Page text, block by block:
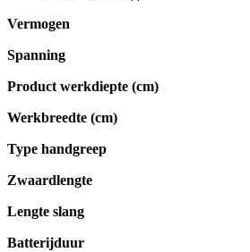
Vermogen
Spanning
Product werkdiepte (cm)
Werkbreedte (cm)
Type handgreep
Zwaardlengte
Lengte slang
Batterijduur